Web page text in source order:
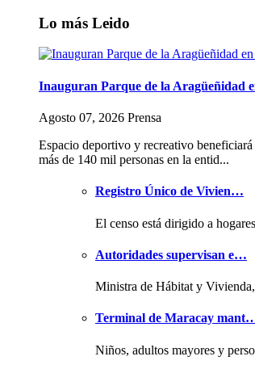
Lo más Leido
Inauguran Parque de la Aragüeñidad
Agosto 07, 2026 Prensa
Espacio deportivo y recreativo
más de 140 mil personas en la entid...
Registro Único de Vivien…
El censo está dirigido a
Autoridades supervisan e…
Ministra de Hábitat y
Terminal de Maracay
Niños, adultos mayores y